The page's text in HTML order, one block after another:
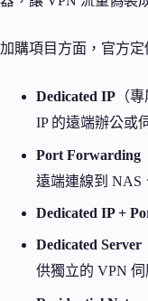
加購項目方面，官方定
Dedicated IP （
IP 的遠端辦公或
Port Forwarding
遠端連線到 NAS
Dedicated IP +
Dedicated Server
供獨立的 VPN